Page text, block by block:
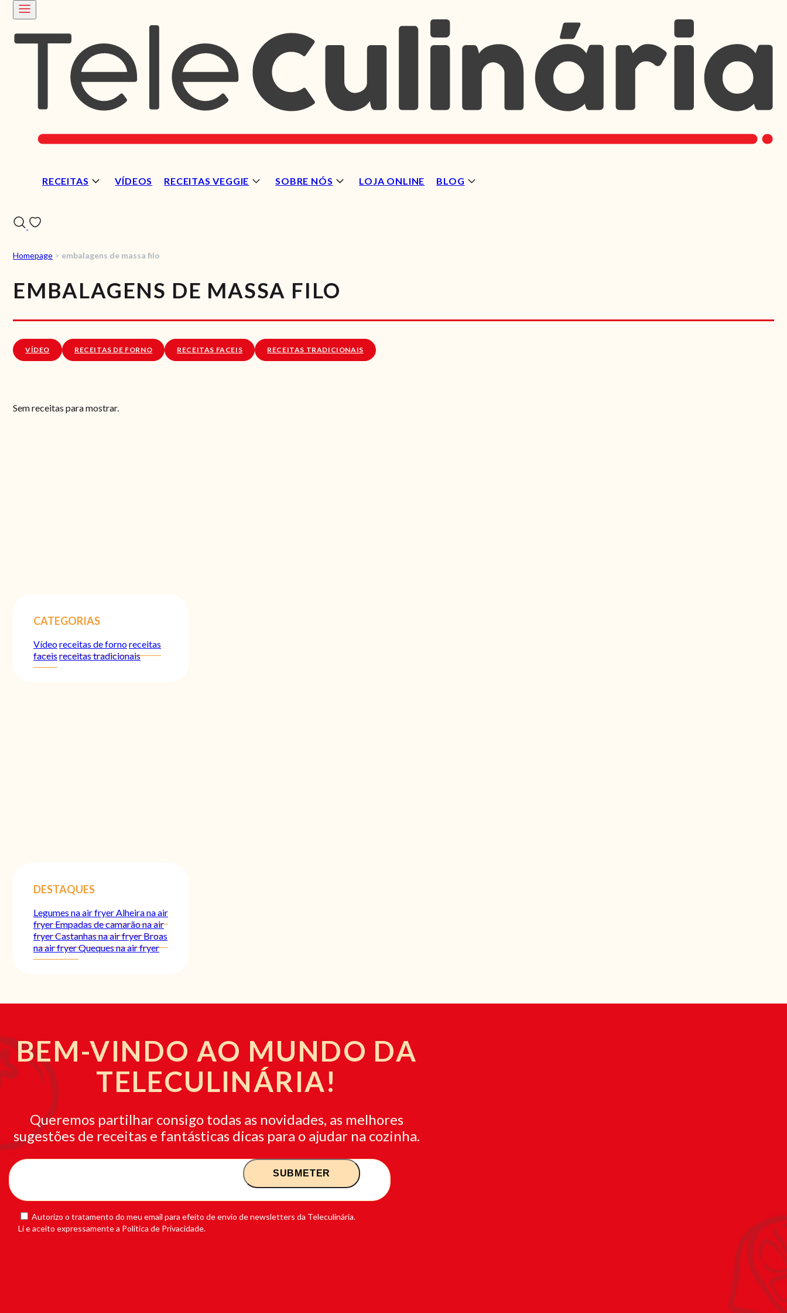
RECEITAS VÍDEOS RECEITAS VEGGIE SOBRE NÓS LOJA ONLINE BLOG
Homepage > embalagens de massa filo
EMBALAGENS DE MASSA FILO
VÍDEO RECEITAS DE FORNO RECEITAS FACEIS RECEITAS TRADICIONAIS
Sem receitas para mostrar.
CATEGORIAS
Vídeoreceitas de fornoreceitas
faceisreceitas tradicionais
DESTAQUES
Legumes na air fryerAlheira na air
fryerEmpadas de camarão na air
fryerCastanhas na air fryerBroas
na air fryerQueques na air fryer
BEM-VINDO AO MUNDO DA
TELECULINÁRIA!
Queremos partilhar consigo todas as novidades, as melhores
sugestões de receitas e fantásticas dicas para o ajudar na cozinha.
Autorizo o tratamento do meu email para efeito de envio de newsletters da Teleculinária.
Li e aceito expressamente a Política de Privacidade.